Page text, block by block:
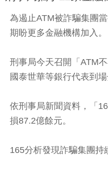
為遏止ATM被詐騙集團
期盼更多金融機構加入。
刑事局今天召開「ATM
國泰世華等銀行代表到場
依刑事局新聞資料，「
損87.2億餘元。
165分析發現詐騙集團持